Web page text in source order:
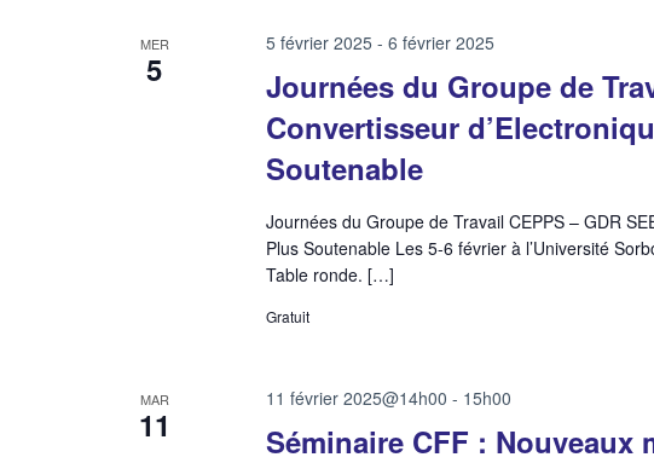
MER
5
Journées du Groupe de
Convertisseur
Soutenable
5 février 2025- 6 février 2025
Journées du Groupe de Travail CEPPS – GDR
Plus Soutenable Les 5-6 février à l’Université
Table ronde. […]
Gratuit
MAR
11 Séminaire CFF : Nouveaux
11 février 2025@14h00 - 15h00